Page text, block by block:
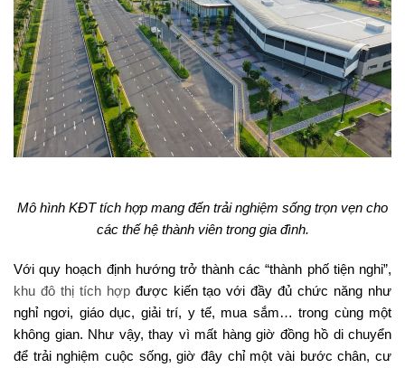
Mô hình KĐT tích hợp mang đến trải nghiệm sống trọn vẹn cho
các thế hệ thành viên trong gia đình.
Với quy hoạch định hướng trở thành các “thành phố tiện nghi”,
khu đô thị tích hợpđược kiến tạo với đầy đủ chức năng như
nghỉ ngơi, giáo dục, giải trí, y tế, mua sắm… trong cùng một
không gian. Như vậy, thay vì mất hàng giờ đồng hồ di chuyển
để trải nghiệm cuộc sống, giờ đây chỉ một vài bước chân, cư